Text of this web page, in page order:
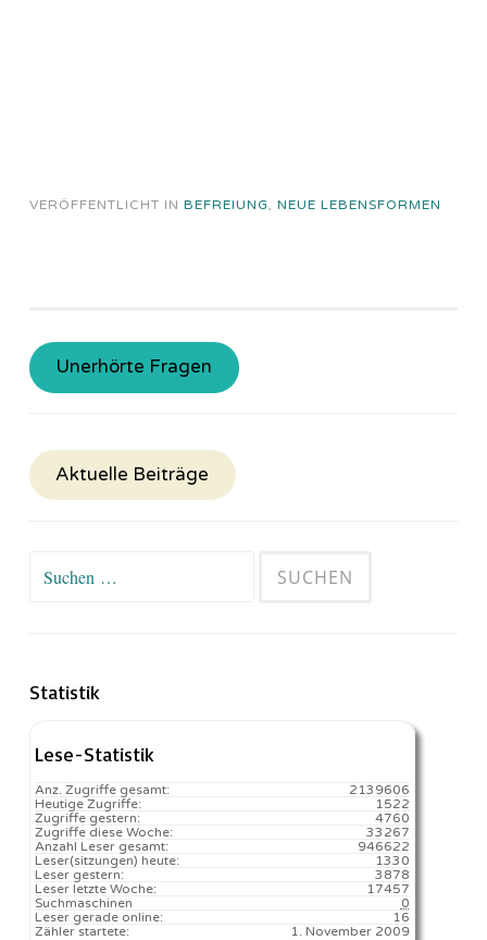
VERÖFFENTLICHT IN BEFREIUNG, NEUE LEBENSFORMEN
Unerhörte Fragen
Aktuelle Beiträge
Suchen
Statistik
Lese-Statistik
2139606
Anz. Zugriffe gesamt:
1522
Heutige Zugriffe:
4760
Zugriffe gestern:
33267
Zugriffe diese Woche:
946622
Anzahl Leser gesamt:
1330️
Leser(sitzungen) heute:
3878
Leser gestern:
17457️
Leser letzte Woche:
0
Suchmaschinen
16
Leser gerade online:
1. November 2009
Zähler startete: